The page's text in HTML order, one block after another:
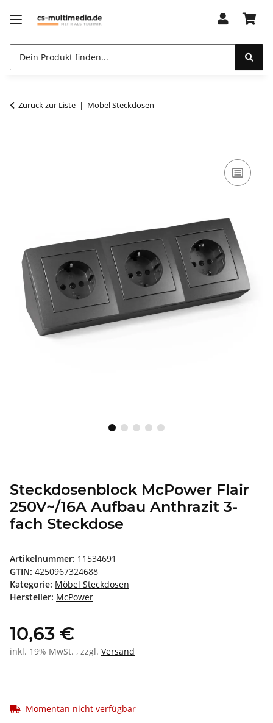
Zurück zur Liste Möbel Steckdosen
Steckdosenblock McPower Flair
250V~/16A Aufbau Anthrazit 3-
fach Steckdose
Artikelnummer: 11534691
GTIN: 4250967324688
Kategorie: Möbel Steckdosen
Hersteller: McPower
10,63 €
inkl. 19% MwSt. , zzgl. Versand
Momentan nicht verfügbar